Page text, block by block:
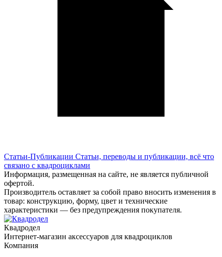
Статьи-Публикации Статьи, переводы и публикации, всё что
связано с квадроциклами
Информация, размещенная на сайте, не является публичной
офертой.
Производитель оставляет за собой право вносить изменения в
товар: конструкцию, форму, цвет и технические
характеристики — без предупреждения покупателя.
Квадродел
Интернет-магазин аксессуаров для квадроциклов
Компания